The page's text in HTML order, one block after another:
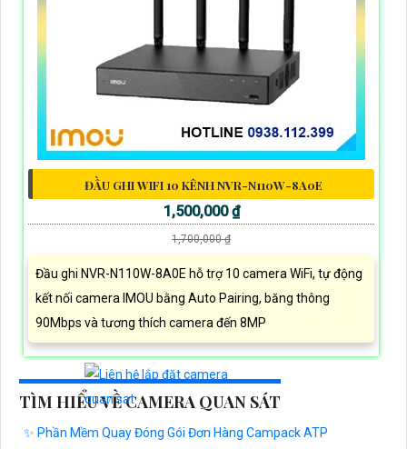
ĐẦU GHI WIFI 10 KÊNH NVR-N110W-8A0E
1,500,000 ₫
1,700,000 ₫
Đầu ghi NVR-N110W-8A0E hỗ trợ 10 camera WiFi, tự động
kết nối camera IMOU bằng Auto Pairing, băng thông
90Mbps và tương thích camera đến 8MP
TÌM HIỂU VỀ CAMERA QUAN SÁT
✨ Phần Mềm Quay Đóng Gói Đơn Hàng Campack ATP